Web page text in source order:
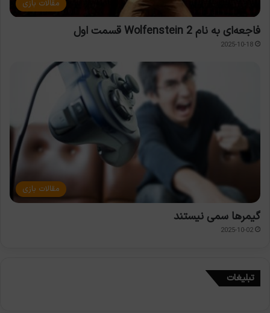
مقالات بازی
فاجعه‌ای به نام Wolfenstein 2 قسمت اول
2025-10-18
مقالات بازی
گیمرها سمی نیستند
2025-10-02
تبلیغات